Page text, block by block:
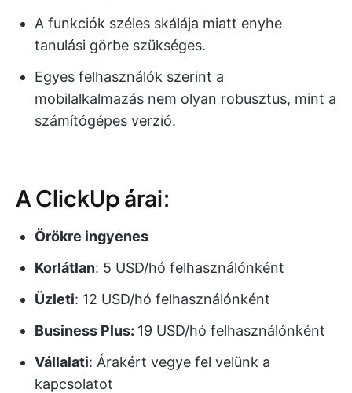
A funkciók széles skálája miatt enyhe
tanulási görbe szükséges.
Egyes felhasználók szerint a
mobilalkalmazás nem olyan robusztus, mint a
számítógépes verzió.
A ClickUp árai:
Örökre ingyenes
Korlátlan: 5 USD/hó felhasználónként
Üzleti: 12 USD/hó felhasználónként
Business Plus: 19 USD/hó felhasználónként
Vállalati: Árakért vegye fel velünk a
kapcsolatot